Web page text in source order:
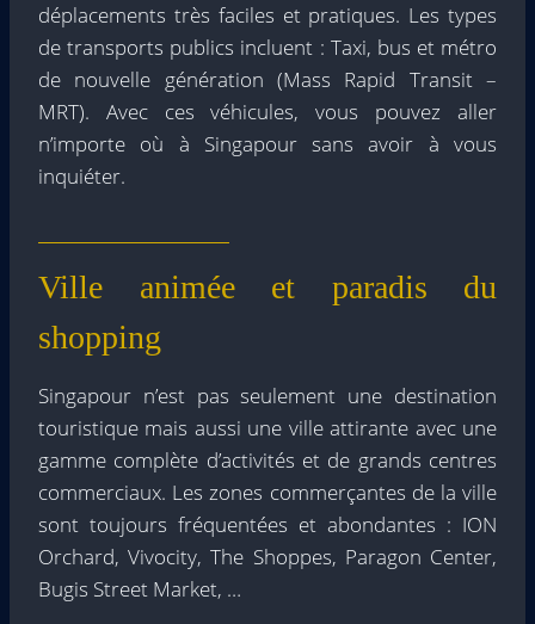
déplacements très faciles et pratiques. Les types
de transports publics incluent : Taxi, bus et métro
de nouvelle génération (Mass Rapid Transit –
MRT). Avec ces véhicules, vous pouvez aller
n’importe où à Singapour sans avoir à vous
inquiéter.
Ville animée et paradis du
shopping
Singapour n’est pas seulement une destination
touristique mais aussi une ville attirante avec une
gamme complète d’activités et de grands centres
commerciaux. Les zones commerçantes de la ville
sont toujours fréquentées et abondantes : ION
Orchard, Vivocity, The Shoppes, Paragon Center,
Bugis Street Market, …